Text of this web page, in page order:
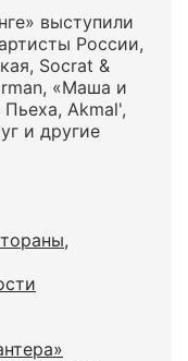
выступили
России,
Socrat &
«Маша и
Akmal',
и другие